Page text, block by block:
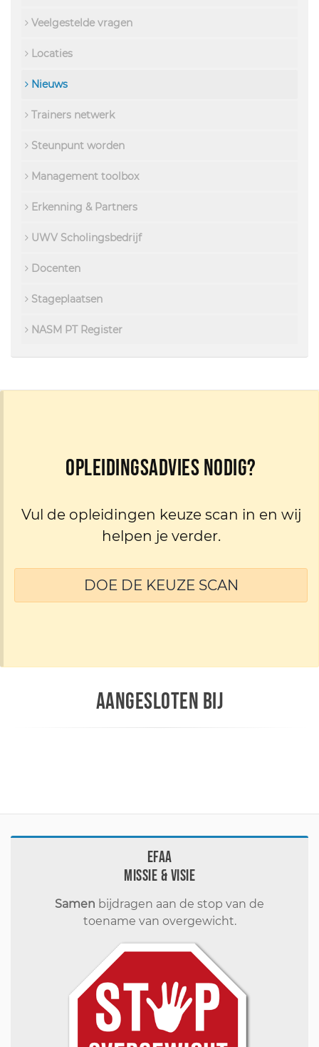
Veelgestelde vragen
Locaties
Nieuws
Trainers netwerk
Steunpunt worden
Management toolbox
Erkenning & Partners
UWV Scholingsbedrijf
Docenten
Stageplaatsen
NASM PT Register
Opleidingsadvies nodig?
Vul de opleidingen keuze scan in en wij
helpen je verder.
DOE DE KEUZE SCAN
AANGESLOTEN BIJ
EFAA
Missie & visie
Samen bijdragen aan de stop van de
toename van overgewicht.